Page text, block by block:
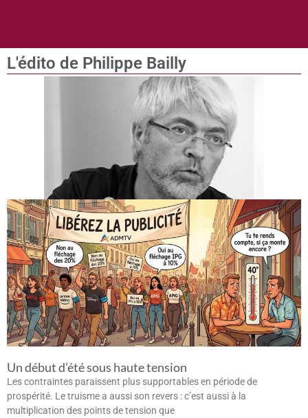
L'édito de Philippe Bailly
Un début d’été sous haute tension
Les contraintes paraissent plus supportables en période de
prospérité. Le truisme a aussi son revers : c’est aussi à la
multiplication des points de tension que